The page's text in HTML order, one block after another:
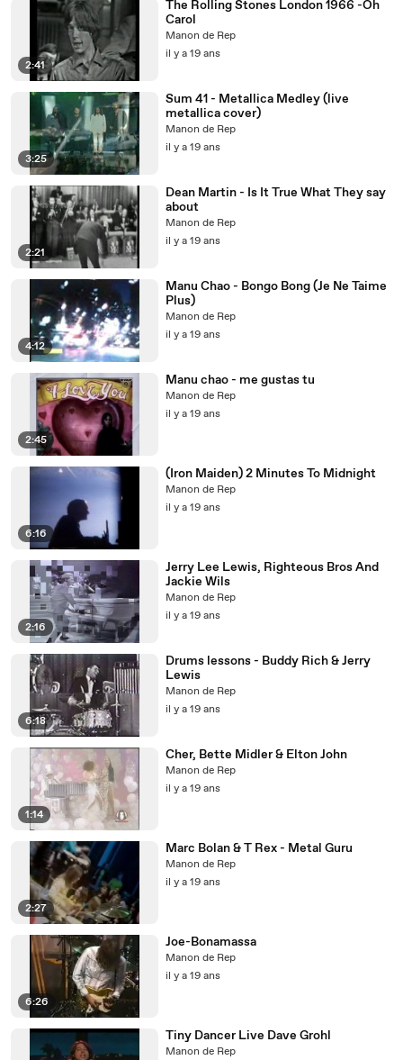
2:41
The Rolling Stones London 1966 -Oh
Carol
Manon de Rep
il y a 19 ans
3:25
Sum 41 - Metallica Medley (live
metallica cover)
Manon de Rep
il y a 19 ans
2:21
Dean Martin - Is It True What They say
about
Manon de Rep
il y a 19 ans
4:12
Manu Chao - Bongo Bong (Je Ne Taime
Plus)
Manon de Rep
il y a 19 ans
2:45
Manu chao - me gustas tu
Manon de Rep
il y a 19 ans
6:16
(Iron Maiden) 2 Minutes To Midnight
Manon de Rep
il y a 19 ans
2:16
Jerry Lee Lewis, Righteous Bros And
Jackie Wils
Manon de Rep
il y a 19 ans
6:18
Drums lessons - Buddy Rich & Jerry
Lewis
Manon de Rep
il y a 19 ans
1:14
Cher, Bette Midler & Elton John
Manon de Rep
il y a 19 ans
2:27
Marc Bolan & T Rex - Metal Guru
Manon de Rep
il y a 19 ans
6:26
Joe-Bonamassa
Manon de Rep
il y a 19 ans
Tiny Dancer Live Dave Grohl
Manon de Rep